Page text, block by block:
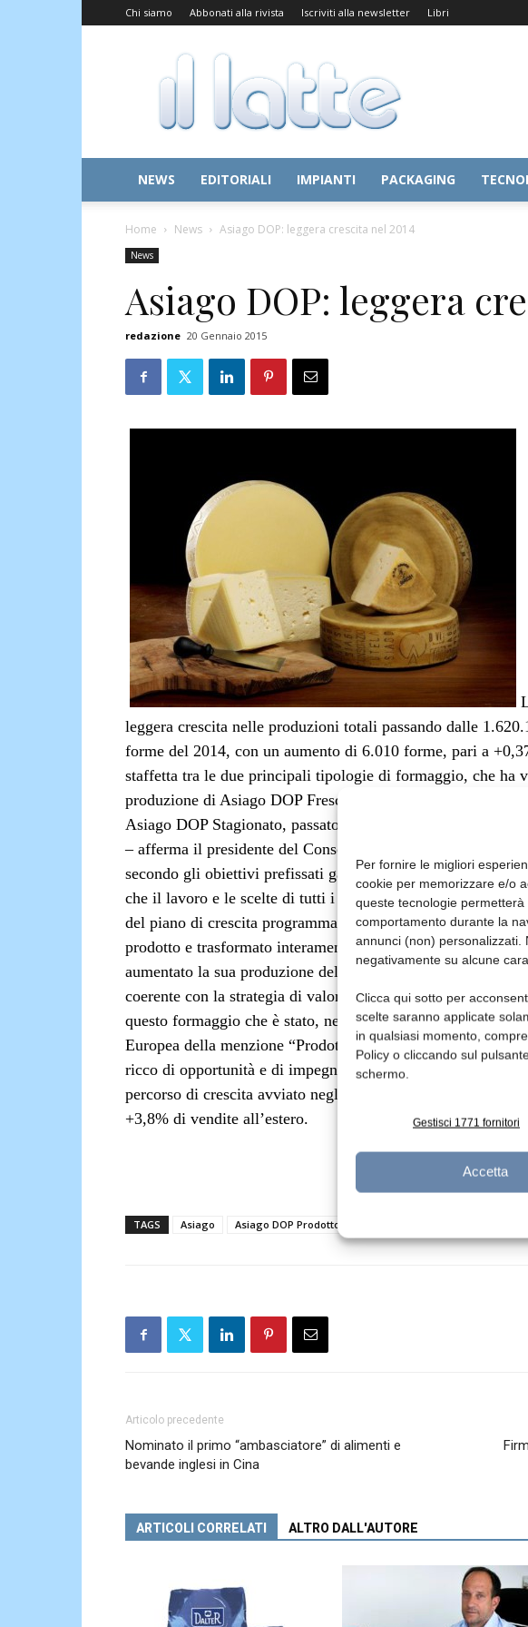
Per fornire le migliori
cookie per memorizzare e/o
queste tecnologie
comportamento durante la
annunci (non) personalizzati.
negativamente su alcune
Clicca qui sotto per
scelte saranno applicate
in qualsiasi momento,
Policy o cliccando sul
schermo.
Gestisci 1771 fornitori
Accetta
Chi siamo Abbonati alla rivista Iscriviti alla newsletter Libri
Il
Latte
NEWS EDITORIALI IMPIANTI PACKAGING
Home News Asiago DOP: leggera crescita nel 2014
News
Asiago DOP: leggera
redazione 20 Gennaio 2015
leggera crescita nelle produzioni totali passando dalle
forme del 2014, con un aumento di 6.010 forme, pari a
staffetta tra le due principali tipologie di formaggio, che ha
produzione di Asiago DOP Fresco e l’aumento del 22,79%
Asiago DOP Stagionato, passato da 219.813 a 269.912
– afferma il presidente del Consorzio, Roberto Gasparini –
secondo gli obiettivi prefissati garantendo stabilità delle
che il lavoro e le scelte di tutti i soci hanno reso possibile
del piano di crescita programmata».Buona la performance,
prodotto e trasformato interamente al di sopra dei 600
aumentato la sua produzione del 38,42% portando a 51.621
coerente con la strategia di valorizzazione che da tempo il
questo formaggio che è stato, nel 2006, la prima DOP
Europea della menzione “Prodotto della Montagna”.Il 2015
ricco di opportunità e di impegni nazionali e internazionali
percorso di crescita avviato negli ultimi anni, già premiato
+3,8% di vendite all’estero.
TAGS Asiago Asiago DOP Prodotto della Montagna
Articolo precedente
Nominato il primo “ambasciatore” di alimenti e
bevande inglesi in Cina
ARTICOLI CORRELATI ALTRO DALL'AUTORE